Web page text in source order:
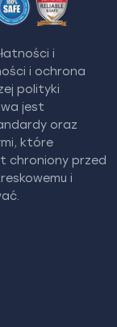
i
i ochrona
polityki
jest
oraz
które
chroniony przed
i